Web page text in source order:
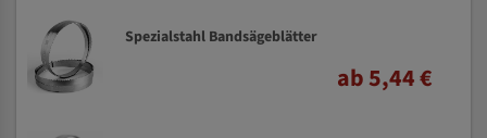
Spezialstahl Bandsägeblätter
ab 5,44 €